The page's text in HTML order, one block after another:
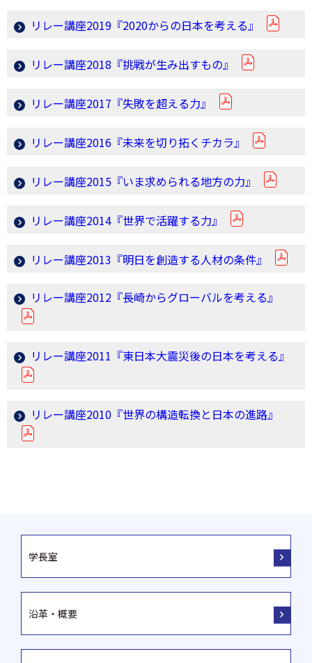
リレー講座2019『2020からの日本を考える』
リレー講座2018『挑戦が生み出すもの』
リレー講座2017『失敗を超える力』
リレー講座2016『未来を切り拓くチカラ』
リレー講座2015『いま求められる地方の力』
リレー講座2014『世界で活躍する力』
リレー講座2013『明日を創造する人材の条件』
リレー講座2012『長崎からグローバルを考える』
リレー講座2011『東日本大震災後の日本を考える』
リレー講座2010『世界の構造転換と日本の進路』
学長室
沿革・概要